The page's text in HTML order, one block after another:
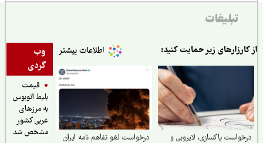
تبلیغات
وب
گردی
قیمت
بلیط اتوبوس
به مرزهای
غربی کشور
مشخص شد
زیر حمایت کنید:
پاکسازی، لایروبی و
درخواست لغو تفاهم نامه ایران